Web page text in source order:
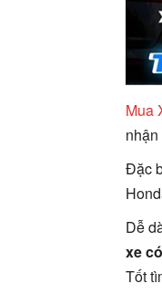
Mua
Đặc
Dễ
xe
Tốt